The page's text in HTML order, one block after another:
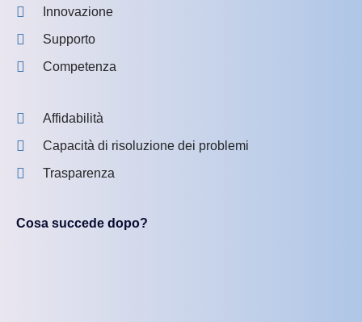
Innovazione
Supporto
Competenza
Affidabilità
Capacità di risoluzione dei problemi
Trasparenza
Cosa succede dopo?